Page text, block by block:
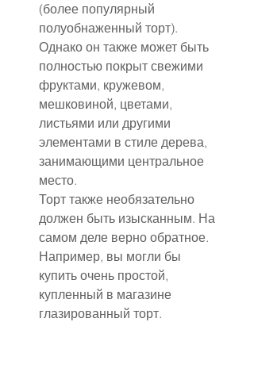
(более популярный
полуобнаженный торт).
Однако он также может быть
полностью покрыт свежими
фруктами, кружевом,
мешковиной, цветами,
листьями или другими
элементами в стиле дерева,
занимающими центральное
место.
Торт также необязательно
должен быть изысканным. На
самом деле верно обратное.
Например, вы могли бы
купить очень простой,
купленный в магазине
глазированный торт.